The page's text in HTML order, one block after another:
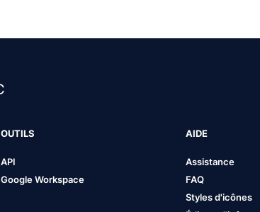
OUTILS
API
Google Workspace
AIDE
Assistance
FAQ
Styles d'icônes